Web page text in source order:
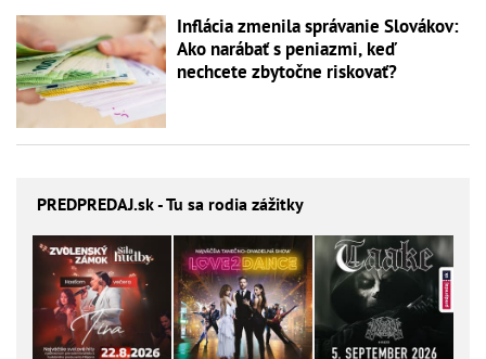
Inflácia zmenila správanie Slovákov:
Ako narábať s peniazmi, keď
nechcete zbytočne riskovať?
PREDPREDAJ.sk - Tu sa rodia zážitky